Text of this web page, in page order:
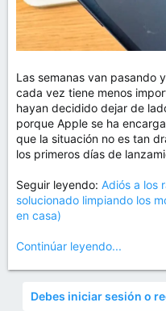
Las semanas van pasando
cada vez tiene menos
hayan decidido dejar de
porque Apple se ha
que la situación no es tan
los primeros días de
Seguir leyendo: Adiós a los
solucionado limpiando los
en casa)
Continúar leyendo...
Debes iniciar sesión o